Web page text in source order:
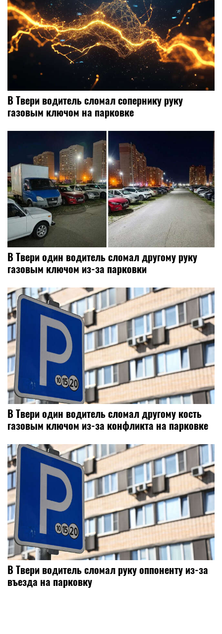
В Твери водитель сломал сопернику руку
газовым ключом на парковке
В Твери один водитель сломал другому руку
газовым ключом из-за парковки
В Твери один водитель сломал другому кость
газовым ключом из-за конфликта на парковке
В Твери водитель сломал руку оппоненту из-за
въезда на парковку